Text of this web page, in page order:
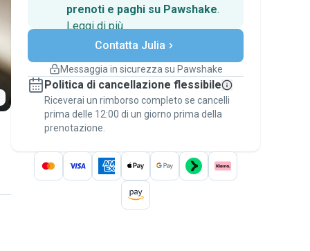
prenoti e paghi su Pawshake.
Leggi di piùPagamenti sicuri
Assistenza se i piani
Prenotazioni coperte
Stai su Pawshake - dal primo messaggio al
pagamento - per attivare laGaranzia
Pawshake.
Contatta Julia
Messaggia in sicurezza su Pawshake
Politica di cancellazione flessibile
Riceverai un rimborso completo se cancelli
prima delle 12:00 di un giorno prima della
prenotazione.